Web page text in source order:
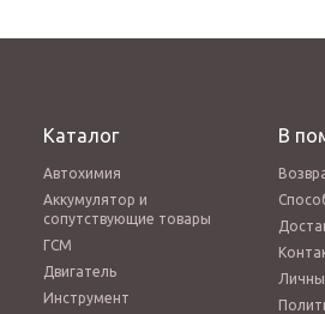
Каталог
Автохимия
Аккумулятор и
сопутствующие товары
ГСМ
Двигатель
Инструмент
В